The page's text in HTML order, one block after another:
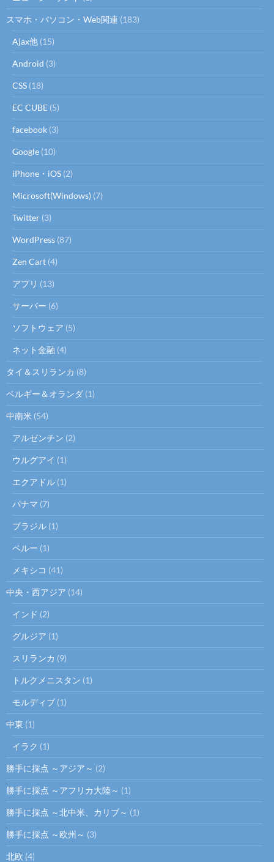
スマホ・パソコン・Web関連 (183)
Ajax他 (15)
Android (3)
CSS (18)
EC CUBE (5)
facebook (3)
Google (10)
iPhone・iOS (2)
Microsoft(Windows) (7)
Twitter (3)
WordPress (87)
Zen Cart (4)
アプリ (13)
サーバー (6)
ソフトウェア (5)
ネット金融 (4)
タイ＆スリランカ (8)
ベルギー＆オランダ (1)
中南米 (54)
アルゼンチン (2)
ウルグアイ (1)
エクアドル (1)
パナマ (7)
ブラジル (1)
ペルー (1)
メキシコ (41)
中央・西アジア (14)
インド (2)
グルジア (1)
スリランカ (9)
トルクメニスタン (1)
モルディブ (1)
中東 (1)
イラク (1)
勝手に採点 ～アジア～ (2)
勝手に採点 ～アフリカ大陸～ (1)
勝手に採点 ～北中米、カリブ～ (1)
勝手に採点 ～欧州～ (3)
北欧 (4)